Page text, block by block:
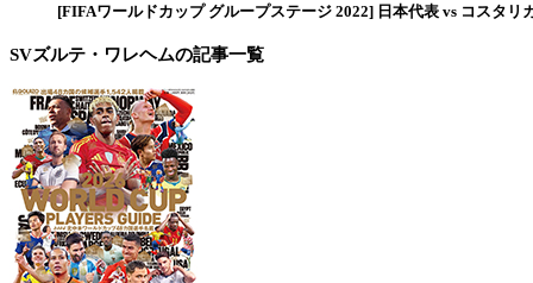
[FIFAワールドカップ グループステージ 2022] 日本代表 vs コスタリ
SVズルテ・ワレヘムの記事一覧